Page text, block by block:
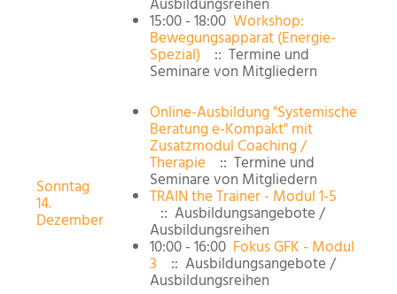
15:00 - 18:00 Workshop:
Bewegungsapparat (Energie-
Spezial) :: Termine und
Seminare von Mitgliedern
Sonntag
14.
Dezember
Online-Ausbildung "Systemische
Beratung e-Kompakt" mit
Zusatzmodul Coaching /
Therapie :: Termine und
Seminare von Mitgliedern
TRAIN the Trainer - Modul 1-5
:: Ausbildungsangebote /
Ausbildungsreihen
10:00 - 16:00 Fokus GFK - Modul
3 :: Ausbildungsangebote /
Ausbildungsreihen